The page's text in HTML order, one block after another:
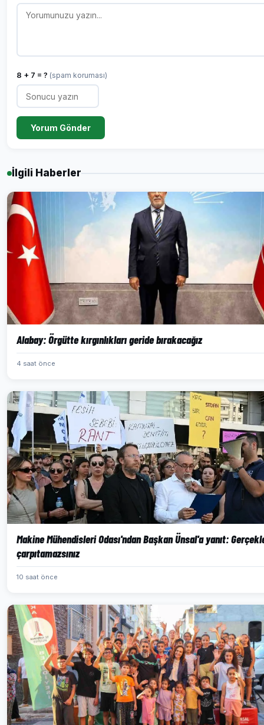
8 + 7 = ? (spam koruması)
Yorum Gönder
İlgili Haberler
Alabay: Örgütte kırgınlıkları geride bırakacağız
4 saat önce
Makine Mühendisleri Odası'ndan Başkan Ünsal'a yanıt:
çarpıtamazsınız
10 saat önce